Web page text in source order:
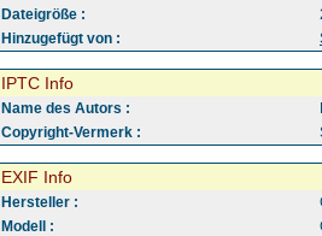
Dateigröße :
Hinzugefügt von :
IPTC Info
Name des Autors :
Copyright-Vermerk :
EXIF Info
Hersteller :
Modell :